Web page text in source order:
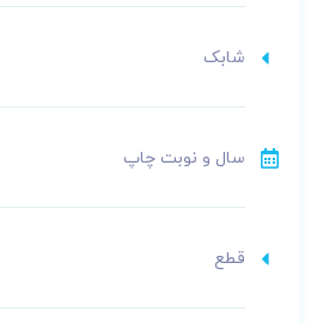
شابک
سال و نوبت چاپ
قطع